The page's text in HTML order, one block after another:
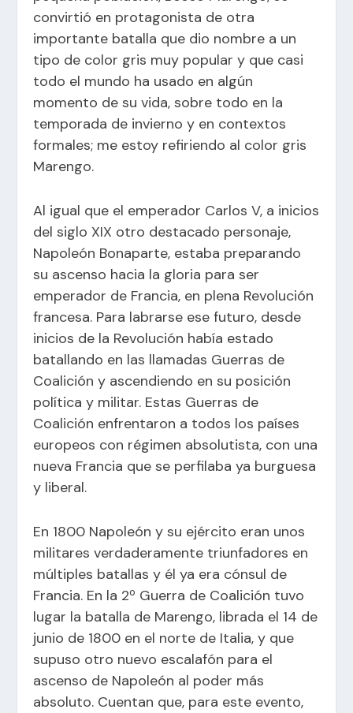
convirtió en protagonista de otra
importante batalla que dio nombre a un
tipo de color gris muy popular y que casi
todo el mundo ha usado en algún
momento de su vida, sobre todo en la
temporada de invierno y en contextos
formales; me estoy refiriendo al color gris
Marengo.
Al igual que el emperador Carlos V, a inicios
del siglo XIX otro destacado personaje,
Napoleón Bonaparte, estaba preparando
su ascenso hacia la gloria para ser
emperador de Francia, en plena Revolución
francesa. Para labrarse ese futuro, desde
inicios de la Revolución había estado
batallando en las llamadas Guerras de
Coalición y ascendiendo en su posición
política y militar. Estas Guerras de
Coalición enfrentaron a todos los países
europeos con régimen absolutista, con una
nueva Francia que se perfilaba ya burguesa
y liberal.
En 1800 Napoleón y su ejército eran unos
militares verdaderamente triunfadores en
múltiples batallas y él ya era cónsul de
Francia. En la 2º Guerra de Coalición tuvo
lugar la batalla de Marengo, librada el 14 de
junio de 1800 en el norte de Italia, y que
supuso otro nuevo escalafón para el
ascenso de Napoleón al poder más
absoluto. Cuentan que, para este evento,